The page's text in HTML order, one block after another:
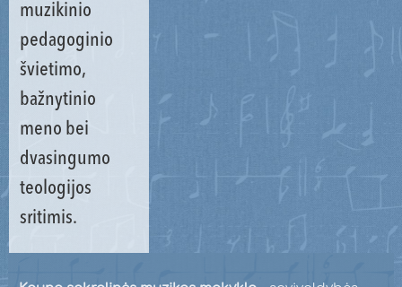
muzikinio
pedagoginio
švietimo,
bažnytinio
meno bei
dvasingumo
teologijos
sritimis.